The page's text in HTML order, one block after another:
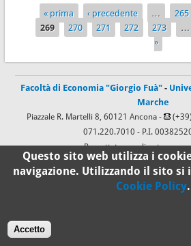
Pagine
« prima ‹ precedente … 265
269
270 271 272 273 …
»
Facoltà di Economia "Giorgio Fuà" -
Marche
Piazzale R. Martelli 8, 60121 Ancona -
071.220.7010 - P.I.
Progettato e realizzato a
Questo sito web utilizza i
navigazione. Utilizzando il sito si
Cookie Policy.
Accetto